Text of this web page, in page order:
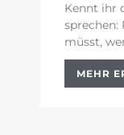
Kennt ihr
sprechen:
müsst,
MEHR